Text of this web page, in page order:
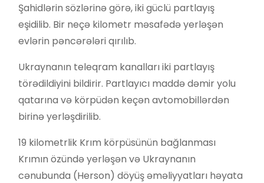
Şahidlərin sözlərinə görə, iki güclü partlayış
eşidilib. Bir neçə kilometr məsafədə yerləşən
evlərin pəncərələri qırılıb.
Ukraynanın teleqram kanalları iki partlayış
törədildiyini bildirir. Partlayıcı maddə dəmir yolu
qatarına və körpüdən keçən avtomobillərdən
birinə yerləşdirilib.
19 kilometrlik Krım körpüsünün bağlanması
Krımın özündə yerləşən və Ukraynanın
cənubunda (Herson) döyüş əməliyyatları həyata